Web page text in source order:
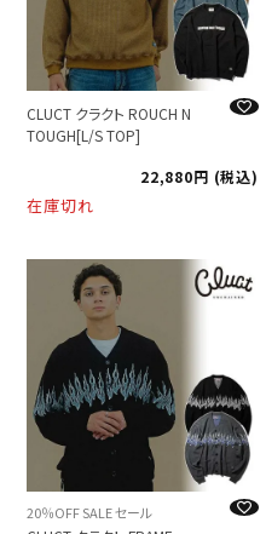
CLUCT クラクト ROUCH N
TOUGH[L/S TOP]
22,880
税込
在庫切れ
20％OFF SALE セール